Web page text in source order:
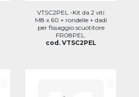
VTSC2PEL -Kit da 2 viti
M8 x 60 + rondelle + dadi
per fissaggio scuotitore
FR08PEL.
cod. VTSC2PEL